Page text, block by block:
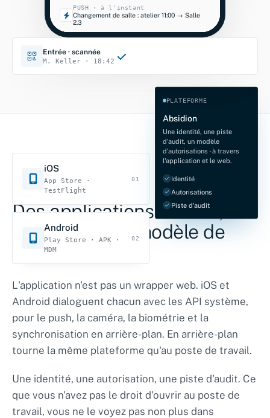
PUSH · à l'instant
Changement de salle : atelier 11:00 → Salle
2.3
Entrée · scannée
M. Keller · 18:42
iOS
App Store ·
TestFlight
01
Android
Play Store · APK ·
MDM
02
PLATEFORME
Absidion
Une identité, une piste
d'audit, un modèle
d'autorisations - à travers
l'application et le web.
Identité
Autorisations
Piste d'audit
MOBILE, SANS RUPTURE
Des applications natives,
dans le même modèle de
sécurité.
L'application n'est pas un wrapper web. iOS et
Android dialoguent chacun avec les API système,
pour le push, la caméra, la biométrie et la
synchronisation en arrière-plan. En arrière-plan
tourne la même plateforme qu'au poste de travail.
Une identité, une autorisation, une piste d'audit. Ce
que vous n'avez pas le droit d'ouvrir au poste de
travail, vous ne le voyez pas non plus dans